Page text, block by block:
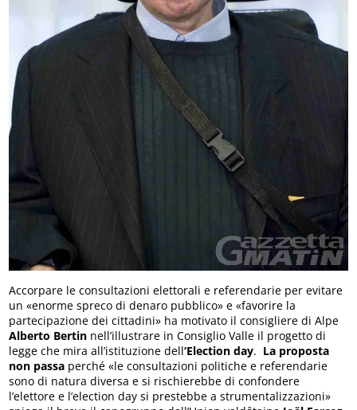
Accorpare le consultazioni elettorali e referendarie per evitare
un «enorme spreco di denaro pubblico» e «favorire la
partecipazione dei cittadini» ha motivato il consigliere di Alpe
Alberto Bertin nell’illustrare in Consiglio Valle il progetto di
legge che mira all’istituzione dell‘Election day. La proposta
non passa perché «le consultazioni politiche e referendarie
sono di natura diversa e si rischierebbe di confondere
l’elettore e l’election day si prestebbe a strumentalizzazioni»